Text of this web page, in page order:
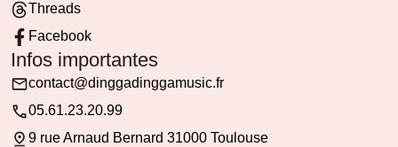
Threads
Facebook
Infos importantes
contact@dinggadinggamusic.fr
05.61.23.20.99
9 rue Arnaud Bernard 31000 Toulouse